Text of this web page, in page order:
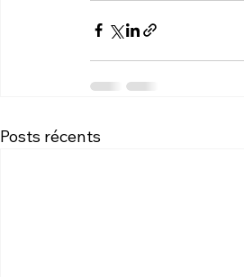
Posts récents